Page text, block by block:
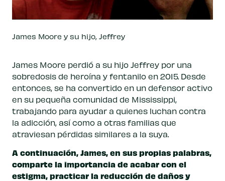
James Moore y su hijo, Jeffrey
James Moore perdió a su hijo Jeffrey por una
sobredosis de heroína y fentanilo en 2015. Desde
entonces, se ha convertido en un defensor activo
en su pequeña comunidad de Mississippi,
trabajando para ayudar a quienes luchan contra
la adicción, así como a otras familias que
atraviesan pérdidas similares a la suya.
A continuación, James, en sus propias palabras,
comparte la importancia de acabar con el
estigma, practicar la reducción de daños y